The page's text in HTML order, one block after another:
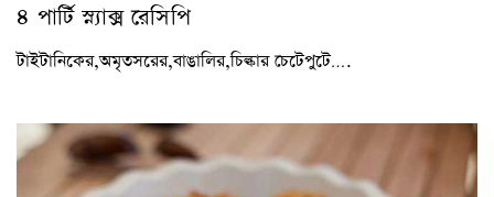
৪ পার্টি স্ন্যাক্স রেসিপি
টাইটানিকের,অমৃতসরের,বাঙালির,চিল্কার চেটেপুটে….